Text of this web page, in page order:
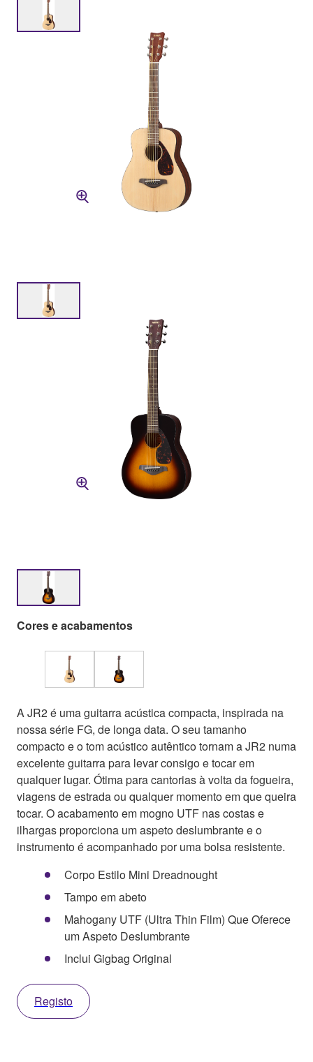
Cores e acabamentos
A JR2 é uma guitarra acústica compacta, inspirada na
nossa série FG, de longa data. O seu tamanho
compacto e o tom acústico autêntico tornam a JR2 numa
excelente guitarra para levar consigo e tocar em
qualquer lugar. Ótima para cantorias à volta da fogueira,
viagens de estrada ou qualquer momento em que queira
tocar. O acabamento em mogno UTF nas costas e
ilhargas proporciona um aspeto deslumbrante e o
instrumento é acompanhado por uma bolsa resistente.
Corpo Estilo Mini Dreadnought
Tampo em abeto
Mahogany UTF (Ultra Thin Film) Que Oferece
um Aspeto Deslumbrante
Inclui Gigbag Original
Registo